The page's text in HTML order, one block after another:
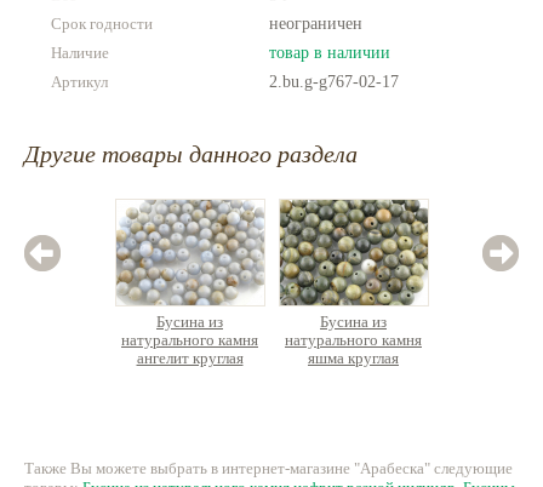
Срок годности
неограничен
Наличие
товар в наличии
Артикул
2.bu.g-g767-02-17
Другие товары данного раздела
Бусина из
натурального камня
ангелит круглая
Бусина из
натурального камня
яшма круглая
Также Вы можете выбрать в интернет-магазине "Арабеска" следующие